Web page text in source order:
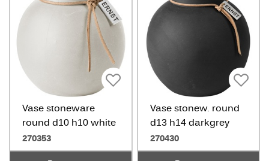
Vase stoneware
round d10 h10 white
270353
Vase stonew. round
d13 h14 darkgrey
270430